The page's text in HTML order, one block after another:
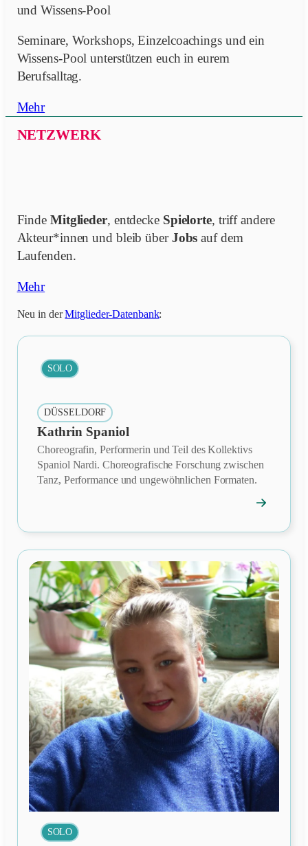
und Wissens-Pool
Seminare, Workshops, Einzelcoachings und ein
Wissens-Pool unterstützen euch in eurem
Berufsalltag.
Mehr
NETZWERK
Finde Mitglieder, entdecke Spielorte, triff andere
Akteur*innen und bleib überJobs auf dem
Laufenden.
Mehr
Neu in derMitglieder-Datenbank:
SOLO
DÜSSELDORF
Kathrin Spaniol
Choreografin, Performerin und Teil des Kollektivs
Spaniol Nardi. Choreografische Forschung zwischen
Tanz, Performance und ungewöhnlichen Formaten.
→
SOLO